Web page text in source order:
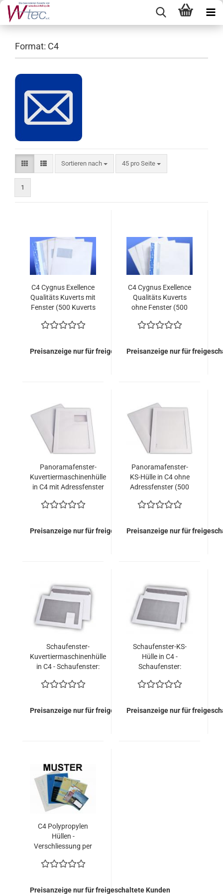
Format: C4
Sortieren nach
Sortieren nach 45 pro Seite
pro Seite
1
C4 Cygnus Exellence
Qualitäts Kuverts mit
Fenster (500 Kuverts
Preisanzeige nur für freigeschaltete Kunden
C4 Cygnus Exellence
Qualitäts Kuverts
ohne Fenster (500
EURO)
Preisanzeige nur für
Panoramafenster-
Kuvertiermaschinenhülle
in C4 mit Adressfenster
Preisanzeige nur für freigeschaltete Kunden
Panoramafenster-
KS-Hülle in C4 ohne
Adressfenster (500
Euro)
Preisanzeige nur für
Schaufenster-
Kuvertiermaschinenhülle
in C4 - Schaufenster:
Adressfenster
Preisanzeige nur für freigeschaltete Kunden
Schaufenster-KS-
Hülle in C4 -
Schaufenster:
Kuverts = 116,00
Preisanzeige nur für
C4 Polypropylen
Hüllen -
Verschliessung per
Kuverts = 157,50
Preisanzeige nur für freigeschaltete Kunden